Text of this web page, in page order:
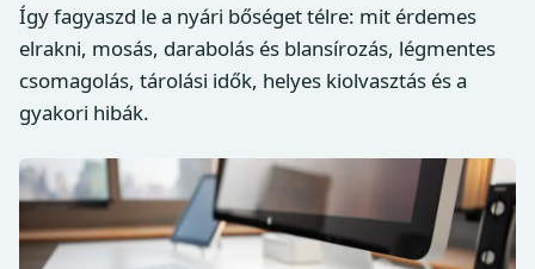
Így fagyaszd le a nyári bőséget télre: mit érdemes
elrakni, mosás, darabolás és blansírozás, légmentes
csomagolás, tárolási idők, helyes kiolvasztás és a
gyakori hibák.